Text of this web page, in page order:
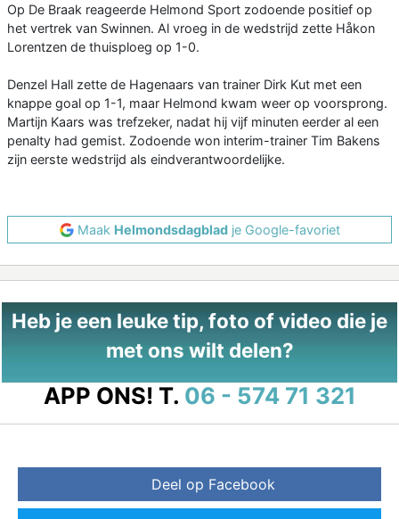
Op De Braak reageerde Helmond Sport zodoende positief op
het vertrek van Swinnen. Al vroeg in de wedstrijd zette Håkon
Lorentzen de thuisploeg op 1-0.
Denzel Hall zette de Hagenaars van trainer Dirk Kut met een
knappe goal op 1-1, maar Helmond kwam weer op voorsprong.
Martijn Kaars was trefzeker, nadat hij vijf minuten eerder al een
penalty had gemist. Zodoende won interim-trainer Tim Bakens
zijn eerste wedstrijd als eindverantwoordelijke.
Maak Helmondsdagbladje Google-favoriet
Heb je een leuke tip, foto of video die je
met ons wilt delen?
APP ONS! T. 06 - 574 71 321
Deel op Facebook